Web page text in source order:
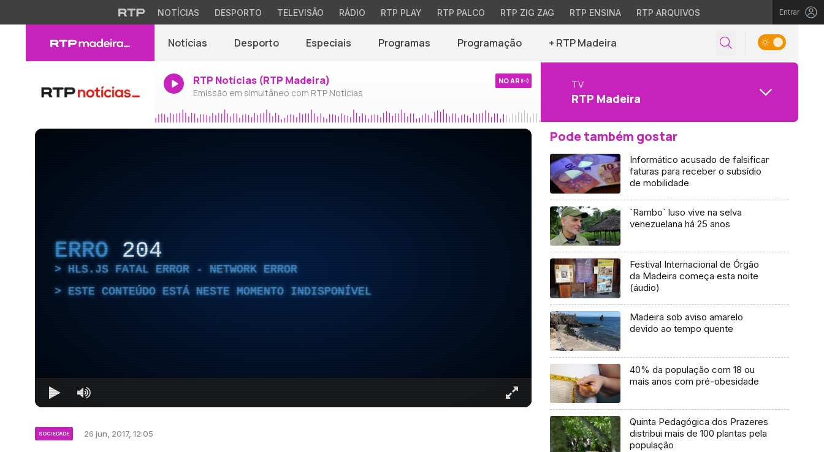
NOTÍCIAS DESPORTO TELEVISÃO RÁDIO RTP PLAY RTP PALCO RTP ZIG ZAG RTP ENSINA RTP ARQUIVOS Entrar
Notícias Desporto Especiais Programas Programação + RTP Madeira
RTP Notícias (RTP Madeira)
Emissão em simultâneo com RTP Notícias
NO AR TV
RTP Madeira
ERRO 204
HLS.JS FATAL ERROR - NETWORK ERROR
ESTE CONTEÚDO ESTÁ NESTE MOMENTO INDISPONÍVEL
SOCIEDADE 26 jun, 2017, 12:05
Pode também gostar
Informático acusado de falsificar
faturas para receber o subsídio
de mobilidade
`Rambo` luso vive na selva
venezuelana há 25 anos
Festival Internacional de Órgão
da Madeira começa esta noite
(áudio)
Madeira sob aviso amarelo
devido ao tempo quente
40% da população com 18 ou
mais anos com pré-obesidade
Quinta Pedagógica dos Prazeres
distribui mais de 100 plantas pela
população